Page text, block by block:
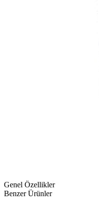
Genel Özellikler
Benzer Ürünler